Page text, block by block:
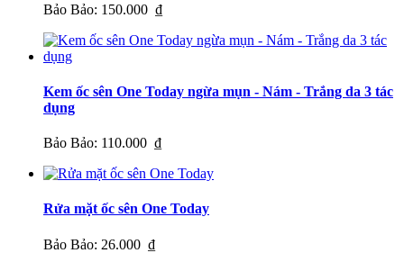
Bảo Bảo: 150.000 ₫
Kem ốc sên One Today ngừa mụn - Nám - Trắng da 3 tác
dụng
Bảo Bảo: 110.000 ₫
Rửa mặt ốc sên One Today
Bảo Bảo: 26.000 ₫